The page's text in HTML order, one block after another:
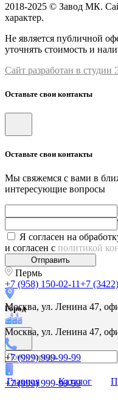
Москва, ул. Ленина 47,
Москва, ул. Ленина 47,
+7 (999) 999-99-99
+7 (999) 999-99-99
2018-2025 © Завод МК.
характер.
Не является публичной
уточнять стоимость и
Сайт разработан в студии
Оставьте свои контакты
Оставьте свои контакты
Мы свяжемся с вами в
интересующие вопросы
Я согласен на
и согласен с политикой
Отправить
Пермь
+7 (958) 150-02-11+7
Город
Главная Каталог